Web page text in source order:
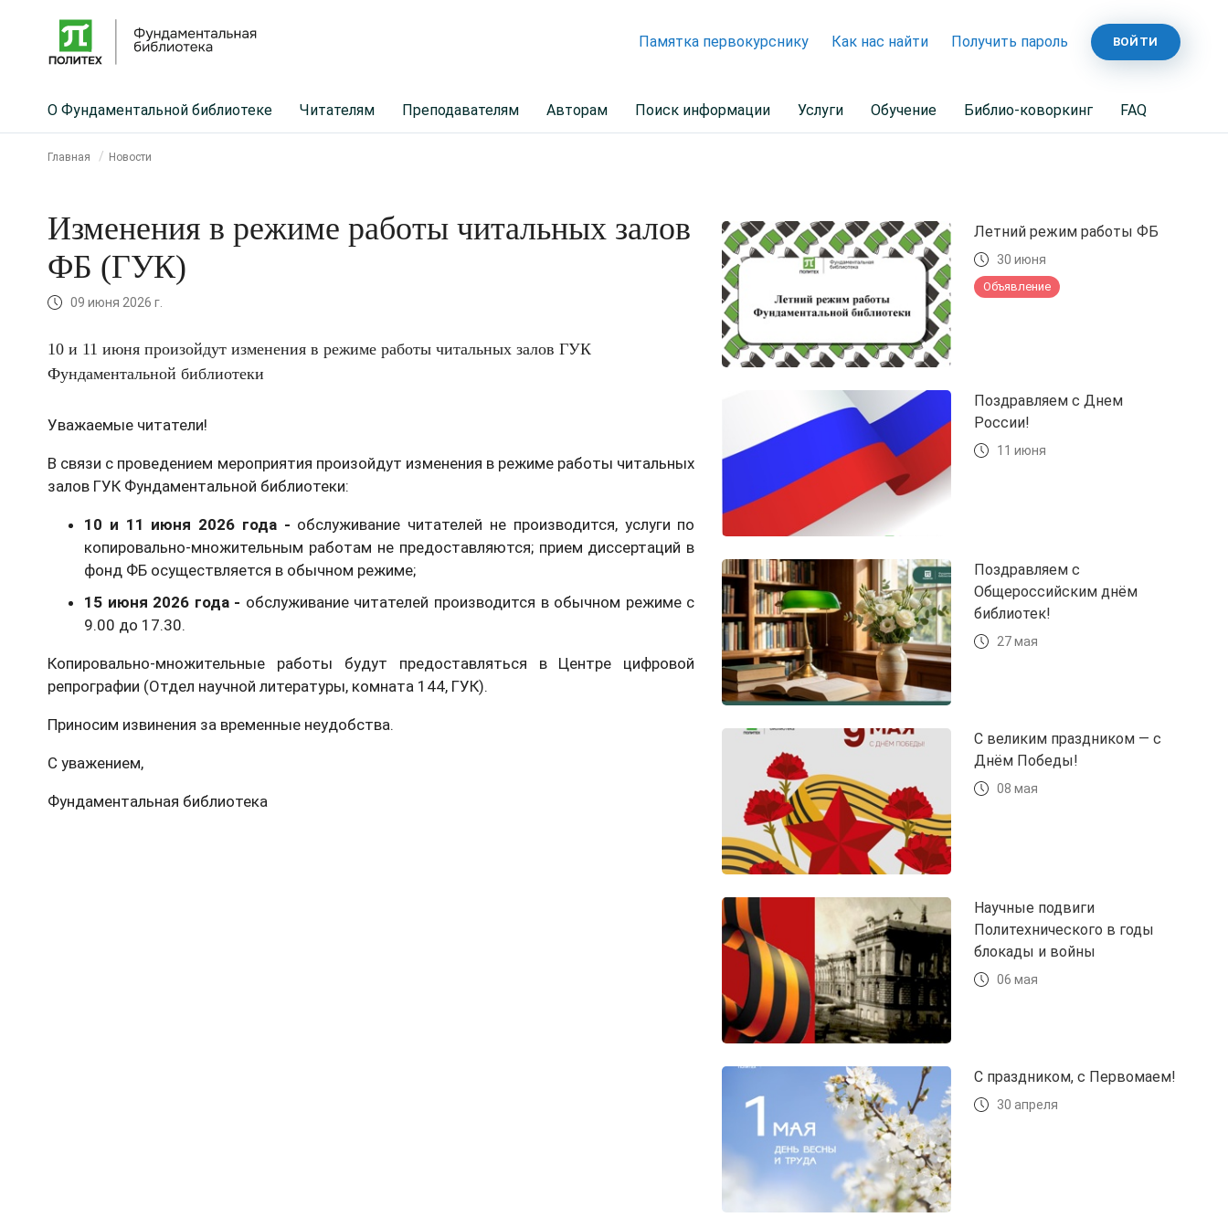
Памятка первокурснику Как нас найти Получить пароль ВОЙТИ
О Фундаментальной библиотеке Читателям Преподавателям Авторам Поиск информации Услуги Обучение Библио-коворкинг FAQ
Главная Новости
Изменения в режиме работы читальных залов
ФБ (ГУК)
09 июня 2026 г.
10 и 11 июня произойдут изменения в режиме работы читальных залов ГУК
Фундаментальной библиотеки
Уважаемые читатели!
В связи с проведением мероприятия произойдут изменения в режиме работы читальных
залов ГУК Фундаментальной библиотеки:
10 и 11 июня 2026 года - обслуживание читателей не производится, услуги по
копировально-множительным работам не предоставляются; прием диссертаций в
фонд ФБ осуществляется в обычном режиме;
15 июня 2026 года - обслуживание читателей производится в обычном режиме с
9.00 до 17.30.
Копировально-множительные работы будут предоставляться в Центре цифровой
репрографии (Отдел научной литературы, комната 144, ГУК).
Приносим извинения за временные неудобства.
С уважением,
Фундаментальная библиотека
Летний режим работы ФБ
30 июня
Объявление
Поздравляем с Днем
России!
11 июня
Поздравляем с
Общероссийским днём
библиотек!
27 мая
С великим праздником — с
Днём Победы!
08 мая
Научные подвиги
Политехнического в годы
блокады и войны
06 мая
С праздником, с Первомаем!
30 апреля